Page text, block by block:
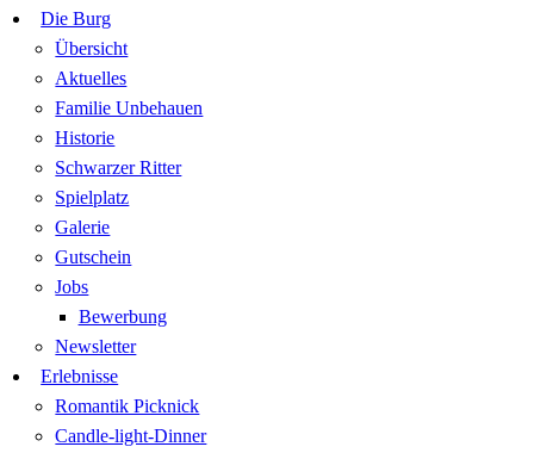
Die Burg
Übersicht
Aktuelles
Familie Unbehauen
Historie
Schwarzer Ritter
Spielplatz
Galerie
Gutschein
Jobs
Bewerbung
Newsletter
Erlebnisse
Romantik Picknick
Candle-light-Dinner